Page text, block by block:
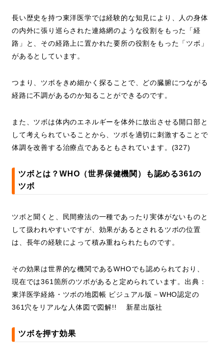
長い歴史を持つ東洋医学では経験的な知見により、人の身体
の内外に張り巡らされた連絡網のような役割をもった「経
路」と、その経路上に置かれた要所の役割をもった「ツボ」
があるとしています。
つまり、ツボをきめ細かく探ることで、どの臓腑につながる
経路に不調があるのか知ることができるのです。
また、ツボは体内のエネルギーを体外に放出させる開口部と
して考えられていることから、ツボを適切に刺激することで
体調を改善する治療点であるともされています。(327)
ツボとは？WHO（世界保健機関）も認める361の
ツボ
ツボと聞くと、民間療法の一種であったり実体がないものと
して扱われやすいですが、効果があるとされるツボの位置
は、長年の経験によって積み重ねられたものです。
その効果は世界的な機関であるWHOでも認められており、
現在では361箇所のツボがあると定められています。出典：
東洋医学経絡・ツボの地図帳 ビジュアル版－WHO認定の
361穴をリアルな人体図で図解!! 新星出版社
ツボを押す効果